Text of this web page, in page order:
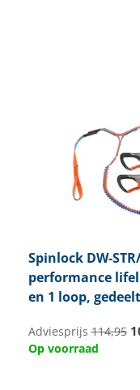
SpinlockDW-
performance
en 1 loop,
Adviesprijs114,95
Op voorraad